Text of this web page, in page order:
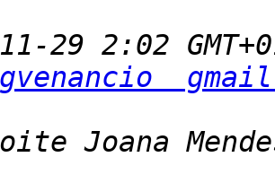
29 2:02